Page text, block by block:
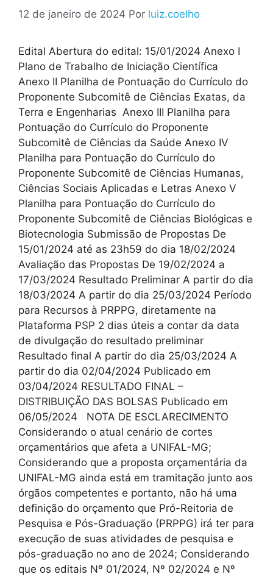
12 de janeiro de 2024 Por luiz.coelho
Edital Abertura do edital: 15/01/2024 Anexo I
Plano de Trabalho de Iniciação Científica
Anexo II Planilha de Pontuação do Currículo do
Proponente Subcomitê de Ciências Exatas, da
Terra e Engenharias Anexo III Planilha para
Pontuação do Currículo do Proponente
Subcomitê de Ciências da Saúde Anexo IV
Planilha para Pontuação do Currículo do
Proponente Subcomitê de Ciências Humanas,
Ciências Sociais Aplicadas e Letras Anexo V
Planilha para Pontuação do Currículo do
Proponente Subcomitê de Ciências Biológicas e
Biotecnologia Submissão de Propostas De
15/01/2024 até as 23h59 do dia 18/02/2024
Avaliação das Propostas De 19/02/2024 a
17/03/2024 Resultado Preliminar A partir do dia
18/03/2024 A partir do dia 25/03/2024 Período
para Recursos à PRPPG, diretamente na
Plataforma PSP 2 dias úteis a contar da data
de divulgação do resultado preliminar
Resultado final A partir do dia 25/03/2024 A
partir do dia 02/04/2024 Publicado em
03/04/2024 RESULTADO FINAL –
DISTRIBUIÇÃO DAS BOLSAS Publicado em
06/05/2024 NOTA DE ESCLARECIMENTO
Considerando o atual cenário de cortes
orçamentários que afeta a UNIFAL-MG;
Considerando que a proposta orçamentária da
UNIFAL-MG ainda está em tramitação junto aos
órgãos competentes e portanto, não há uma
definição do orçamento que Pró-Reitoria de
Pesquisa e Pós-Graduação (PRPPG) irá ter para
execução de suas atividades de pesquisa e
pós-graduação no ano de 2024; Considerando
que os editais Nº 01/2024, Nº 02/2024 e Nº